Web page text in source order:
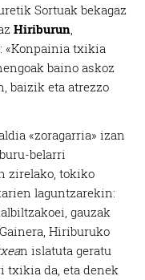
Sortuak bekagaz
Hiriburun,
«Konpainia txikia
baino askoz
baizik eta atrezzo
«zoragarria» izan
belarri
zirelako, tokiko
laguntzarekin:
gauzak
Hiriburuko
n islatuta geratu
txikia da, eta denek